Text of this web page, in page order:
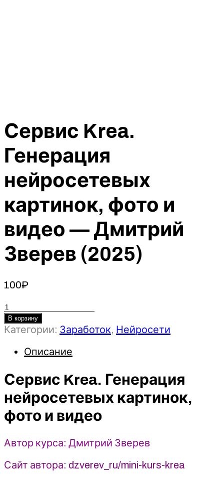
Сервис Krea.
Генерация
нейросетевых
картинок, фото и
видео — Дмитрий
Зверев (2025)
100₽
Количество
товара
Сервис
Генерация
картинок,
фото
и
видео
Дмитрий
Зверев
(2025)
В корзину
Категории: Заработок, Нейросети
Описание
Сервис Krea. Генерация
нейросетевых картинок,
фото и видео
Автор курса: Дмитрий Зверев
Сайт автора: dzverev_ru/mini-kurs-krea